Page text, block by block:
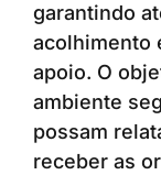
garantindo
acolhimento
apoio. O
ambiente
possam
receber as